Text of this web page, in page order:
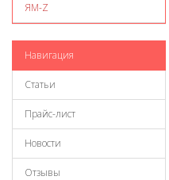
ЯМ-Z
Навигация
Статьи
Прайс-лист
Новости
Отзывы